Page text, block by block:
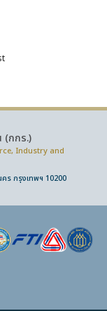
(กกร.)
Industry and
ร กรุงเทพฯ 10200